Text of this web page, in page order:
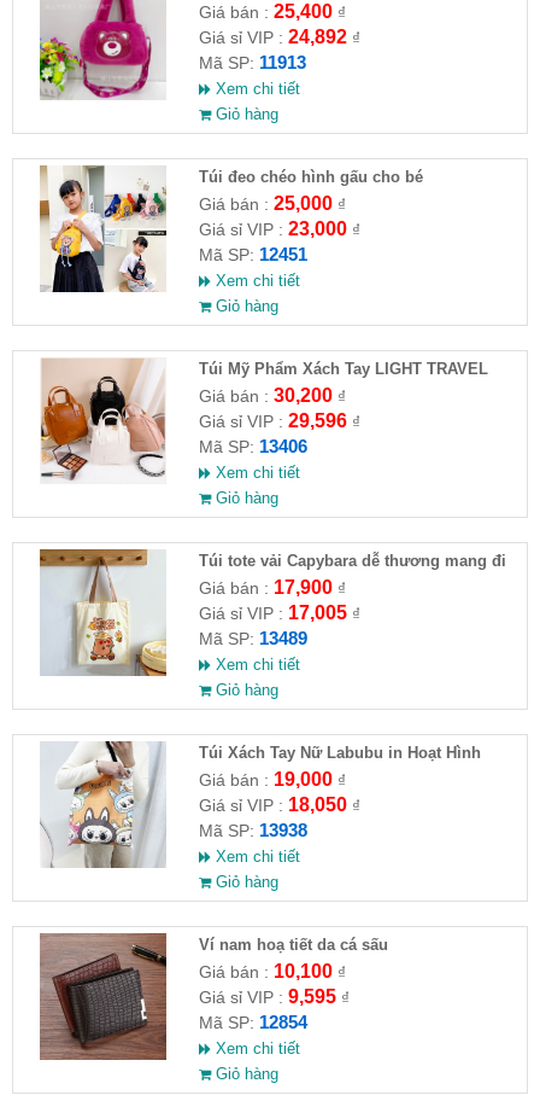
Giá bán : 25,400₫
Giá sỉ VIP : 24,892₫
Mã SP: 11913
Xem chi tiết
Giỏ hàng
Túi đeo chéo hình gấu cho bé
Giá bán : 25,000₫
Giá sỉ VIP : 23,000₫
Mã SP: 12451
Xem chi tiết
Giỏ hàng
Túi Mỹ Phẩm Xách Tay LIGHT TRAVEL
Giá bán : 30,200₫
Giá sỉ VIP : 29,596₫
Mã SP: 13406
Xem chi tiết
Giỏ hàng
Túi tote vải Capybara dễ thương mang đi
học, đi chơi, đi làm
Giá bán : 17,900₫
Giá sỉ VIP : 17,005₫
Mã SP: 13489
Xem chi tiết
Giỏ hàng
Túi Xách Tay Nữ Labubu in Hoạt Hình
Giá bán : 19,000₫
Giá sỉ VIP : 18,050₫
Mã SP: 13938
Xem chi tiết
Giỏ hàng
Ví nam hoạ tiết da cá sấu
Giá bán : 10,100₫
Giá sỉ VIP : 9,595₫
Mã SP: 12854
Xem chi tiết
Giỏ hàng